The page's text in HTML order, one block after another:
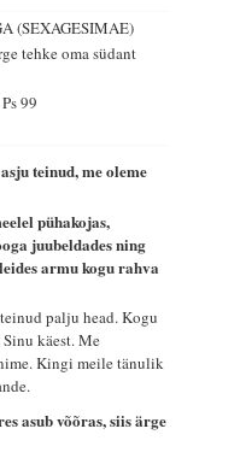
(SEXAGESIMAE)
tehke oma südant
99
teinud, me oleme
pühakojas,
juubeldades ning
armu kogu rahva
palju head. Kogu
käest. Me
Kingi meile tänulik
asub võõras, siis ärge